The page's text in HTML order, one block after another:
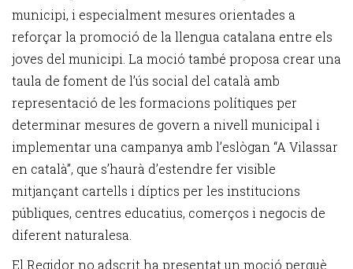
municipi, i especialment mesures orientades a
reforçar la promoció de la llengua catalana entre els
joves del municipi. La moció també proposa crear una
taula de foment de l’ús social del català amb
representació de les formacions polítiques per
determinar mesures de govern a nivell municipal i
implementar una campanya amb l’eslògan “A Vilassar
en català”, que s’haurà d’estendre fer visible
mitjançant cartells i díptics per les institucions
públiques, centres educatius, comerços i negocis de
diferent naturalesa.
El Regidor no adscrit ha presentat un moció perquè